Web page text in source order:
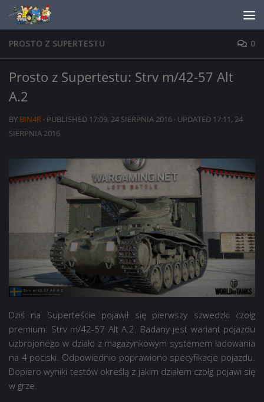
Skip to content
PROSTO Z SUPERTESTU 0
Prosto z Supertestu: Strv m/42-57 Alt
A.2
BY BIN4R · PUBLISHED 17:09, 24 SIERPNIA 2016 · UPDATED 17:11, 24
SIERPNIA 2016
Dziś na Superteście pojawił się pierwszy szwedzki czołg
premium: Strv m/42-57 Alt A.2. Badany jest wariant pojazdu
uzbrojonego w działo z magazynkowym systemem ładowania
na 4 pociski. Odpowiednio poprawiono specyfikacje pojazdu.
Dopiero wyniki testów określą z jakim działem czołg pojawi się
w grze.